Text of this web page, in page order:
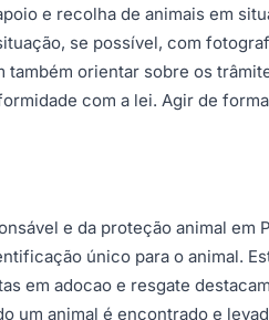
e recolha de animais em
se possível, com
orientar sobre os
com a lei. Agir de
e da proteção animal
único para o animal.
em adocao e resgate
animal é encontrado e